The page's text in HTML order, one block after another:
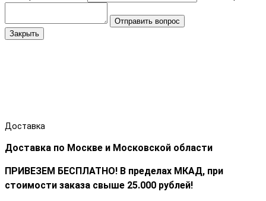
Отправить вопрос
Закрыть
Доставка
Доставка по Москве и Московской области
ПРИВЕЗЕМ БЕСПЛАТНО! В пределах МКАД, при
стоимости заказа cвыше 25.000 рублей!